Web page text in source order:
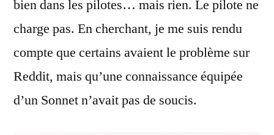
bien dans les pilotes… mais rien. Le pilote ne
charge pas. En cherchant, je me suis rendu
compte que certains avaient le problème sur
Reddit, mais qu’une connaissance équipée
d’un Sonnet n’avait pas de soucis.